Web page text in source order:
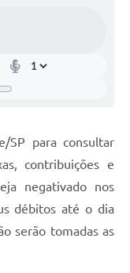
SP para consultar
contribuições e
negativado nos
débitos até o dia
serão tomadas as